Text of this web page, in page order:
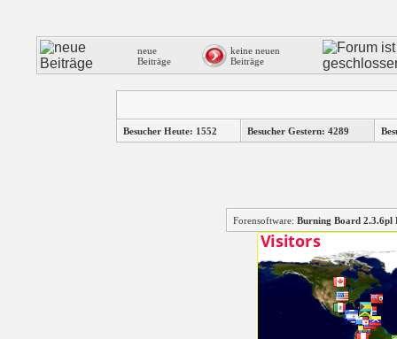
neue
Beiträge
keine neuen
Beiträge
Besucher Heute: 1552 Besucher Gestern: 4289
Forensoftware: Burning Board